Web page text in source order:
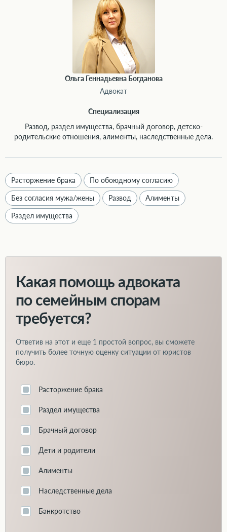
Ольга Геннадьевна Богданова
Адвокат
Специализация
Развод, раздел имущества, брачный договор, детско-
родительские отношения, алименты, наследственные дела.
Расторжение брака По обоюдному согласию
Без согласия мужа/жены Развод Алименты
Раздел имущества
Какая помощь адвоката
по семейным спорам
требуется?
Ответив на этот и еще 1 простой вопрос, вы сможете
получить более точную оценку ситуации от юристов
бюро.
Расторжение брака
Раздел имущества
Брачный договор
Дети и родители
Алименты
Наследственные дела
Банкротство